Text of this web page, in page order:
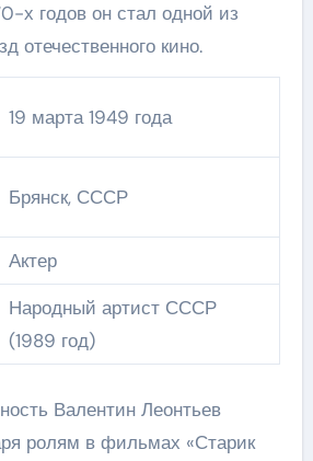
х годов он стал одной из
отечественного кино.
19 марта 1949 года
Брянск, СССР
Актер
Народный артист СССР
(1989 год)
Валентин Леонтьев
ролям в фильмах «Старик